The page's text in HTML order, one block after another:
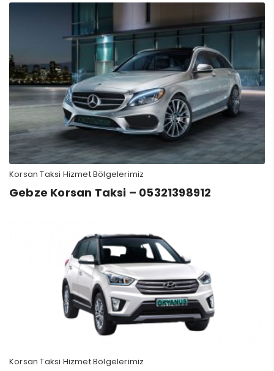
Korsan Taksi Hizmet Bölgelerimiz
Gebze Korsan Taksi – 05321398912
Korsan Taksi Hizmet Bölgelerimiz